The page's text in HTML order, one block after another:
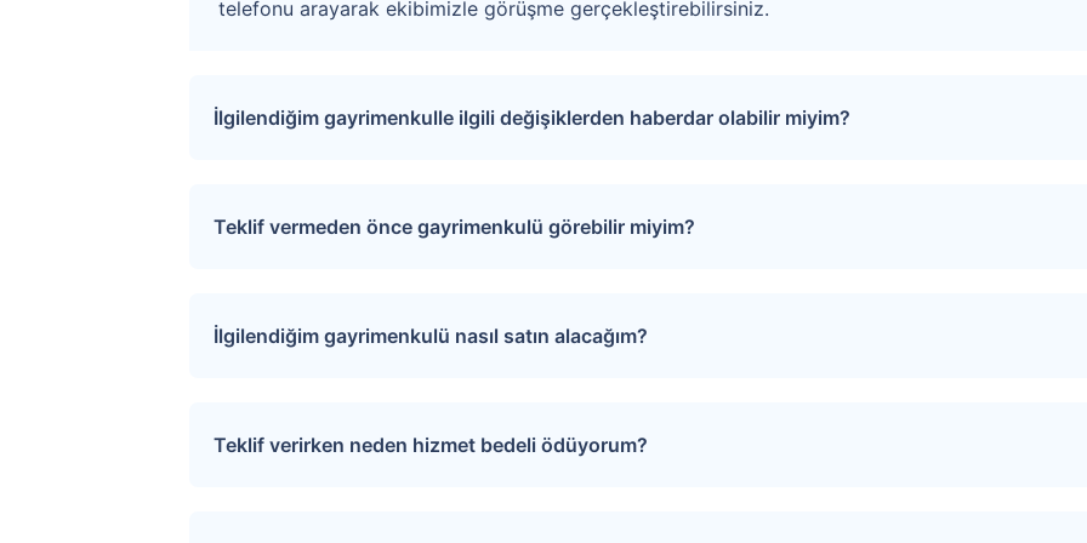
telefonu arayarak ekibimizle görüşme gerçekleştirebilirsiniz.
İlgilendiğim gayrimenkulle ilgili değişiklerden haberdar olabilir miyim?
Teklif vermeden önce gayrimenkulü görebilir miyim?
İlgilendiğim gayrimenkulü nasıl satın alacağım?
Verdiğiniz teklif satıcı tarafından değerlendirilerek onaylanır ya da reddedilir. Satıcının dönüşü
Teklif verirken neden hizmet bedeli ödüyorum?